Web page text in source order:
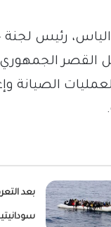
رئيس لجنة
القصر
الصيانة
بعد